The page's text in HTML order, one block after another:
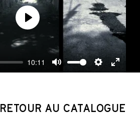
10:11
Mute
SettingsEnter
Play
RETOUR AU CATALOGUE